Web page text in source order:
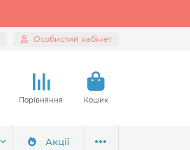
Особистий кабінет
Порівняння Кошик
Акції